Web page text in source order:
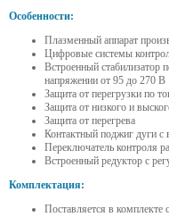
Особенности:
Плазменный аппарат
Цифровые системы
Встроенный стабилизатор
напряжении от 95 до 270 В
Защита от перегрузки по
Защита от низкого и
Защита от перегрева
Контактный поджиг дуги
Переключатель контроля
Встроенный редуктор с
Комплектация:
Поставляется в комплекте